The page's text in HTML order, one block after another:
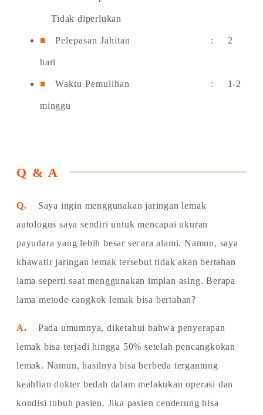
Tidak diperlukan
Pelepasan Jahitan : 2
hari
Waktu Pemulihan : 1-2
minggu
Q & A
Q. Saya ingin menggunakan jaringan lemak
autologus saya sendiri untuk mencapai ukuran
payudara yang lebih besar secara alami. Namun, saya
khawatir jaringan lemak tersebut tidak akan bertahan
lama seperti saat menggunakan implan asing. Berapa
lama metode cangkok lemak bisa bertahan?
A. Pada umumnya, diketahui bahwa penyerapan
lemak bisa terjadi hingga 50% setelah pencangkokan
lemak. Namun, hasilnya bisa berbeda tergantung
keahlian dokter bedah dalam melakukan operasi dan
kondisi tubuh pasien. Jika pasien cenderung bisa